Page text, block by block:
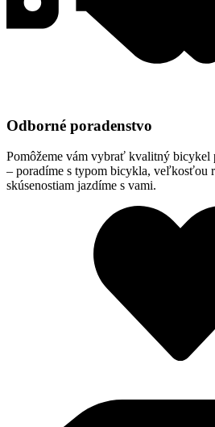
Odborné poradenstvo
Pomôžeme vám vybrať kvalitný bicykel
– poradíme s typom bicykla, veľkosťou
skúsenostiam jazdíme s vami.